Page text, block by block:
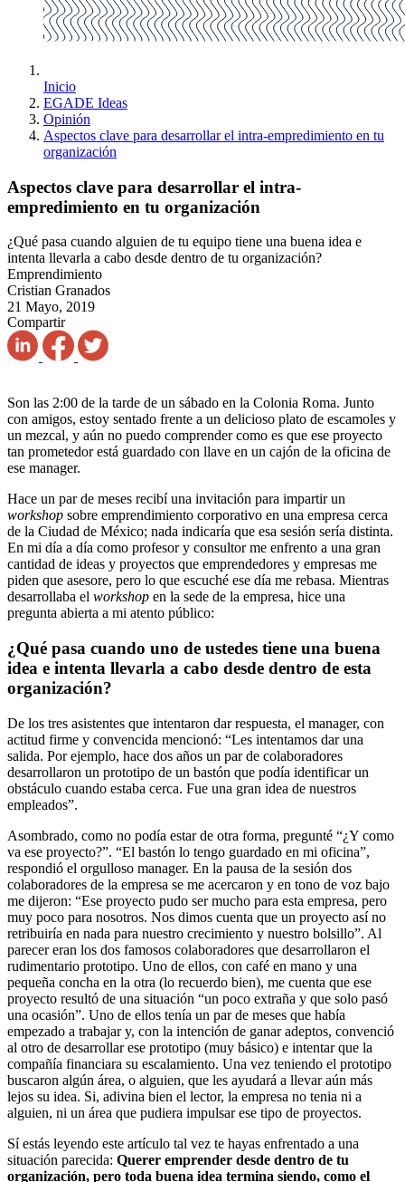
Inicio
EGADE Ideas
Opinión
Aspectos clave para desarrollar el intra-empredimiento en tu
organización
Aspectos clave para desarrollar el intra-
empredimiento en tu organización
¿Qué pasa cuando alguien de tu equipo tiene una buena idea e
intenta llevarla a cabo desde dentro de tu organización?
Emprendimiento
Cristian Granados
21 Mayo, 2019
Compartir
Son las 2:00 de la tarde de un sábado en la Colonia Roma. Junto
con amigos, estoy sentado frente a un delicioso plato de escamoles y
un mezcal, y aún no puedo comprender como es que ese proyecto
tan prometedor está guardado con llave en un cajón de la oficina de
ese manager.
Hace un par de meses recibí una invitación para impartir un
workshop sobre emprendimiento corporativo en una empresa cerca
de la Ciudad de México; nada indicaría que esa sesión sería distinta.
En mi día a día como profesor y consultor me enfrento a una gran
cantidad de ideas y proyectos que emprendedores y empresas me
piden que asesore, pero lo que escuché ese día me rebasa. Mientras
desarrollaba el workshop en la sede de la empresa, hice una
pregunta abierta a mi atento público:
¿Qué pasa cuando uno de ustedes tiene una buena
idea e intenta llevarla a cabo desde dentro de esta
organización?
De los tres asistentes que intentaron dar respuesta, el manager, con
actitud firme y convencida mencionó: “Les intentamos dar una
salida. Por ejemplo, hace dos años un par de colaboradores
desarrollaron un prototipo de un bastón que podía identificar un
obstáculo cuando estaba cerca. Fue una gran idea de nuestros
empleados”.
Asombrado, como no podía estar de otra forma, pregunté “¿Y como
va ese proyecto?”. “El bastón lo tengo guardado en mi oficina”,
respondió el orgulloso manager. En la pausa de la sesión dos
colaboradores de la empresa se me acercaron y en tono de voz bajo
me dijeron: “Ese proyecto pudo ser mucho para esta empresa, pero
muy poco para nosotros. Nos dimos cuenta que un proyecto así no
retribuiría en nada para nuestro crecimiento y nuestro bolsillo”. Al
parecer eran los dos famosos colaboradores que desarrollaron el
rudimentario prototipo. Uno de ellos, con café en mano y una
pequeña concha en la otra (lo recuerdo bien), me cuenta que ese
proyecto resultó de una situación “un poco extraña y que solo pasó
una ocasión”. Uno de ellos tenía un par de meses que había
empezado a trabajar y, con la intención de ganar adeptos, convenció
al otro de desarrollar ese prototipo (muy básico) e intentar que la
compañía financiara su escalamiento. Una vez teniendo el prototipo
buscaron algún área, o alguien, que les ayudará a llevar aún más
lejos su idea. Si, adivina bien el lector, la empresa no tenia ni a
alguien, ni un área que pudiera impulsar ese tipo de proyectos.
Sí estás leyendo este artículo tal vez te hayas enfrentado a una
situación parecida: Querer emprender desde dentro de tu
organización, pero toda buena idea termina siendo, como el